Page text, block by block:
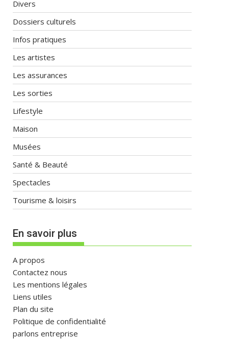
Divers
Dossiers culturels
Infos pratiques
Les artistes
Les assurances
Les sorties
Lifestyle
Maison
Musées
Santé & Beauté
Spectacles
Tourisme & loisirs
En savoir plus
A propos
Contactez nous
Les mentions légales
Liens utiles
Plan du site
Politique de confidentialité
parlons entreprise